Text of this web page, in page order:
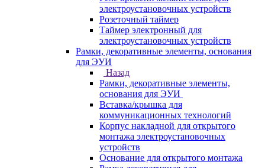
электроустановочных устройств
Розеточный таймер
Таймер электронный для
электроустановочных устройств
Рамки, декоративные элементы, основания
для ЭУИ
Назад
Рамки, декоративные элементы,
основания для ЭУИ
Вставка/крышка для
коммуникационных технологий
Корпус накладной для открытого
монтажа электроустановочных
устройств
Основание для открытого монтажа